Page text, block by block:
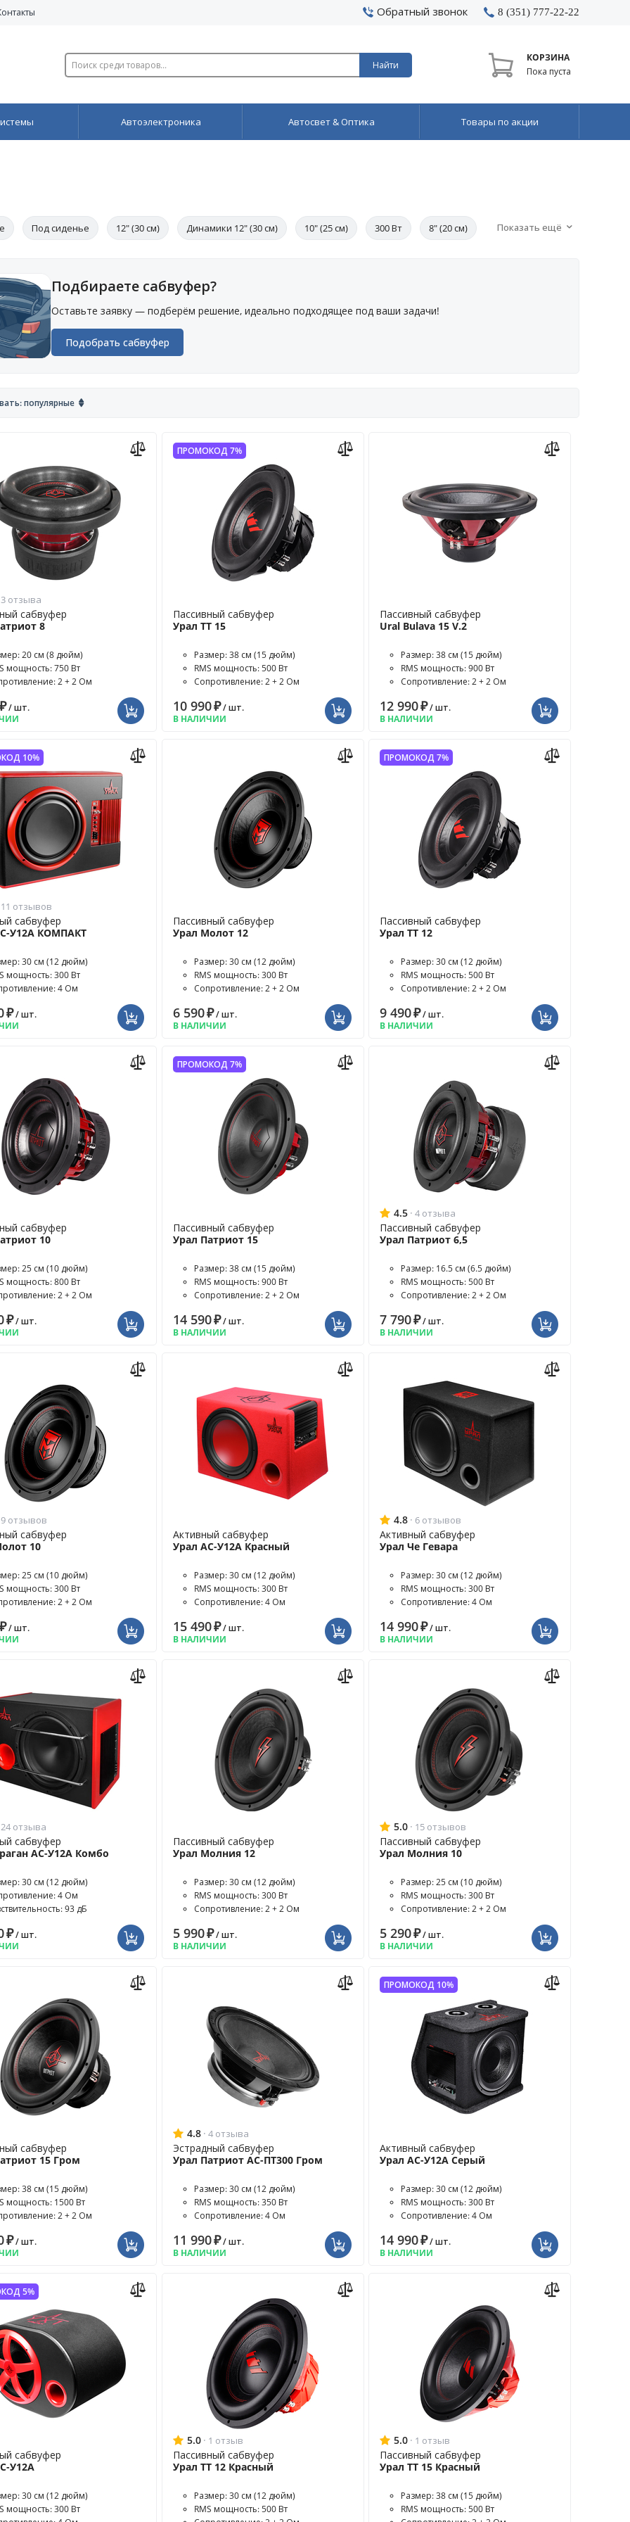
Обратный звонок 8 (351) 777-22-22
Найти
КОРЗИНА
Пока пуста
Автоэлектроника Автосвет & Оптика Товары по акции
Под сиденье 12" (30 см) Динамики 12" (30 см) 10" (25 см) 300 Вт 8" (20 см) Показать ещё
Подбираете сабвуфер?
Оставьте заявку — подберём решение, идеально подходящее под ваши задачи!
Подобрать сабвуфер
популярные
3 отзыва
сабвуфер
8
20 см (8 дюйм)
мощность: 750 Вт
2 + 2 Ом
₽/ шт.
ПРОМОКОД 7%
Пассивный сабвуфер
Урал ТТ 15
Размер: 38 см (15 дюйм)
RMS мощность: 500 Вт
Сопротивление: 2 + 2 Ом
10 990₽/ шт.
В НАЛИЧИИ
Пассивный сабвуфер
Ural Bulava 15 V.2
Размер: 38 см (15 дюйм)
RMS мощность: 900 Вт
Сопротивление: 2 + 2 Ом
12 990₽/ шт.
В НАЛИЧИИ
10%
11 отзывов
сабвуфер
У12А КОМПАКТ
30 см (12 дюйм)
мощность: 300 Вт
4 Ом
₽/ шт.
Пассивный сабвуфер
Урал Молот 12
Размер: 30 см (12 дюйм)
RMS мощность: 300 Вт
Сопротивление: 2 + 2 Ом
6 590₽/ шт.
В НАЛИЧИИ
ПРОМОКОД 7%
Пассивный сабвуфер
Урал ТТ 12
Размер: 30 см (12 дюйм)
RMS мощность: 500 Вт
Сопротивление: 2 + 2 Ом
9 490₽/ шт.
В НАЛИЧИИ
сабвуфер
10
25 см (10 дюйм)
мощность: 800 Вт
2 + 2 Ом
₽/ шт.
ПРОМОКОД 7%
Пассивный сабвуфер
Урал Патриот 15
Размер: 38 см (15 дюйм)
RMS мощность: 900 Вт
Сопротивление: 2 + 2 Ом
14 590₽/ шт.
В НАЛИЧИИ
4.5 · 4 отзыва
Пассивный сабвуфер
Урал Патриот 6,5
Размер: 16.5 см (6.5 дюйм)
RMS мощность: 500 Вт
Сопротивление: 2 + 2 Ом
7 790₽/ шт.
В НАЛИЧИИ
9 отзывов
сабвуфер
10
25 см (10 дюйм)
мощность: 300 Вт
2 + 2 Ом
₽/ шт.
Активный сабвуфер
Урал АС-У12А Красный
Размер: 30 см (12 дюйм)
RMS мощность: 300 Вт
Сопротивление: 4 Ом
15 490₽/ шт.
В НАЛИЧИИ
4.8 · 6 отзывов
Активный сабвуфер
Урал Че Гевара
Размер: 30 см (12 дюйм)
RMS мощность: 300 Вт
Сопротивление: 4 Ом
14 990₽/ шт.
В НАЛИЧИИ
24 отзыва
сабвуфер
АС-У12А Комбо
30 см (12 дюйм)
4 Ом
93 дБ
₽/ шт.
Пассивный сабвуфер
Урал Молния 12
Размер: 30 см (12 дюйм)
RMS мощность: 300 Вт
Сопротивление: 2 + 2 Ом
5 990₽/ шт.
В НАЛИЧИИ
5.0 · 15 отзывов
Пассивный сабвуфер
Урал Молния 10
Размер: 25 см (10 дюйм)
RMS мощность: 300 Вт
Сопротивление: 2 + 2 Ом
5 290₽/ шт.
В НАЛИЧИИ
сабвуфер
15 Гром
38 см (15 дюйм)
мощность: 1500 Вт
2 + 2 Ом
₽/ шт.
4.8 · 4 отзыва
Эстрадный сабвуфер
Урал Патриот АС-ПТ300 Гром
Размер: 30 см (12 дюйм)
RMS мощность: 350 Вт
Сопротивление: 4 Ом
11 990₽/ шт.
В НАЛИЧИИ
ПРОМОКОД 10%
Активный сабвуфер
Урал АС-У12А Серый
Размер: 30 см (12 дюйм)
RMS мощность: 300 Вт
Сопротивление: 4 Ом
14 990₽/ шт.
В НАЛИЧИИ
5%
сабвуфер
У12А
30 см (12 дюйм)
мощность: 300 Вт
5.0 · 1 отзыв
Пассивный сабвуфер
Урал ТТ 12 Красный
Размер: 30 см (12 дюйм)
RMS мощность: 500 Вт
5.0 · 1 отзыв
Пассивный сабвуфер
Урал ТТ 15 Красный
Размер: 38 см (15 дюйм)
RMS мощность: 500 Вт